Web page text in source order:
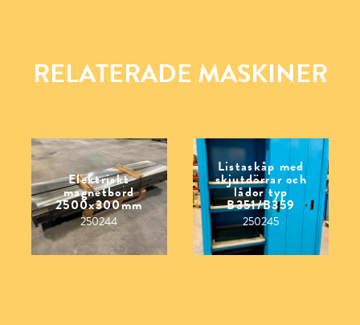
RELATERADE MASKINER
Elektriskt
magnetbord
2500x300mm
250244
Listaskåp med
skjutdörrar och
lådor typ
B351/B359
250245